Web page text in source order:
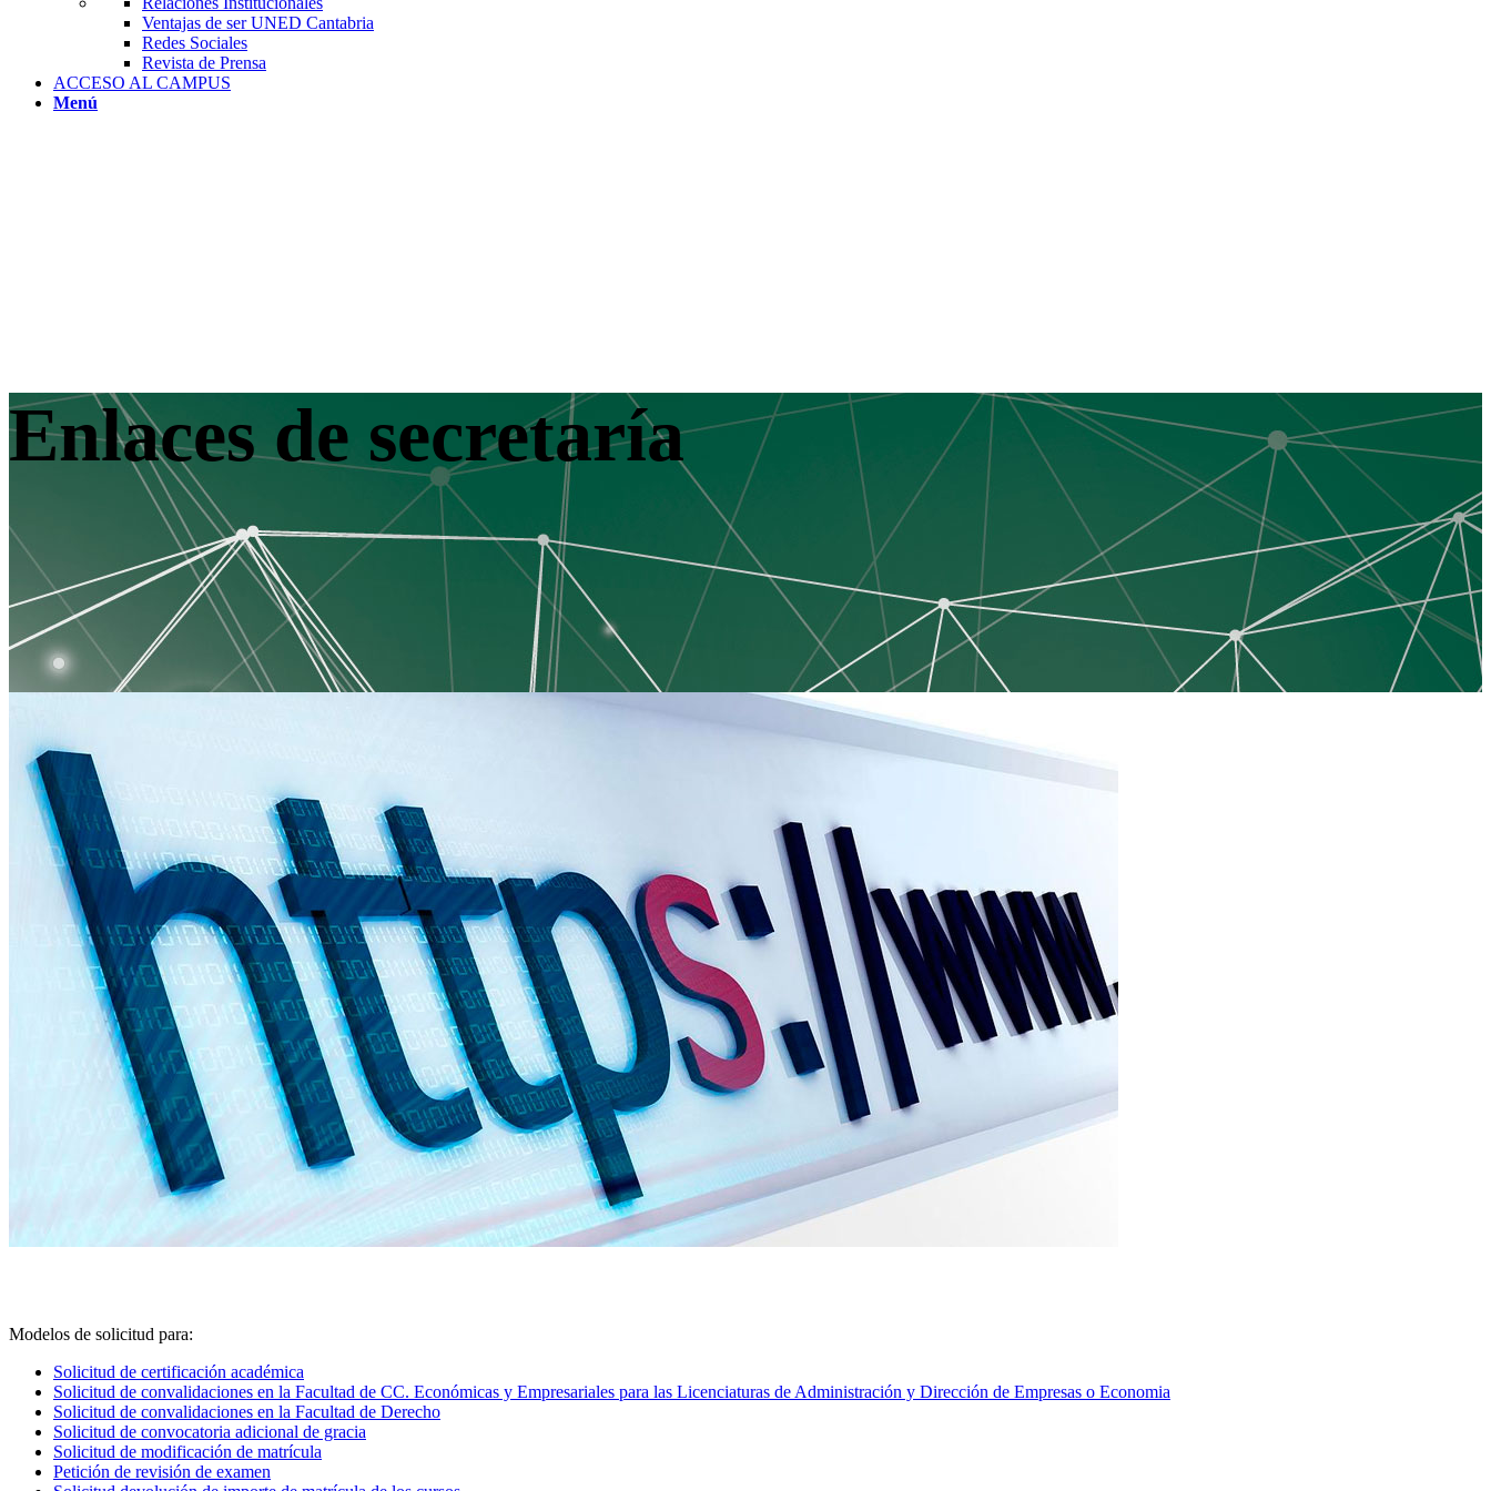
Ventajas de ser UNED Cantabria
Redes Sociales
Revista de Prensa
ACCESO AL CAMPUS
Menú
Enlaces de secretaría
Modelos de solicitud para:
Solicitud de certificación académica
Solicitud de convalidaciones en la Facultad de CC. Económicas y Empresariales para las Licenciaturas de Administración y Dirección de Empresas o Economia
Solicitud de convalidaciones en la Facultad de Derecho
Solicitud de convocatoria adicional de gracia
Solicitud de modificación de matrícula
Petición de revisión de examen